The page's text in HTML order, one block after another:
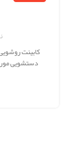
کابینت
دستشویی